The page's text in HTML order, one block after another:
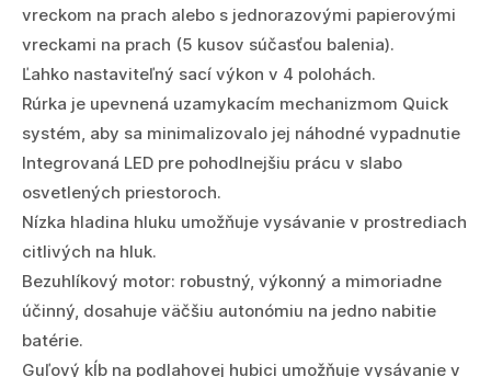
vreckom na prach alebo s jednorazovými papierovými
vreckami na prach (5 kusov súčasťou balenia).
Ľahko nastaviteľný sací výkon v 4 polohách.
Rúrka je upevnená uzamykacím mechanizmom Quick
systém, aby sa minimalizovalo jej náhodné vypadnutie
Integrovaná LED pre pohodlnejšiu prácu v slabo
osvetlených priestoroch.
Nízka hladina hluku umožňuje vysávanie v prostrediach
citlivých na hluk.
Bezuhlíkový motor: robustný, výkonný a mimoriadne
účinný, dosahuje väčšiu autonómiu na jedno nabitie
batérie.
Guľový kĺb na podlahovej hubici umožňuje vysávanie v